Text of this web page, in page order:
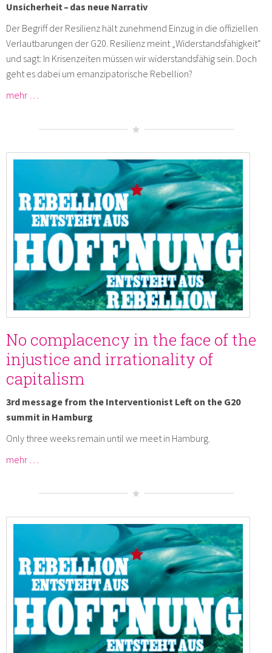
Unsicherheit – das neue Narrativ
Der Begriff der Resilienz hält zunehmend Einzug in die offiziellen
Verlautbarungen der G20. Resilienz meint „Widerstandsfähigkeit“
und sagt: In Krisenzeiten müssen wir widerstandsfähig sein. Doch
geht es dabei um emanzipatorische Rebellion?
mehr …
No complacency in the face of the
injustice and irrationality of
capitalism
3rd message from the Interventionist Left on the G20
summit in Hamburg
Only three weeks remain until we meet in Hamburg.
mehr …